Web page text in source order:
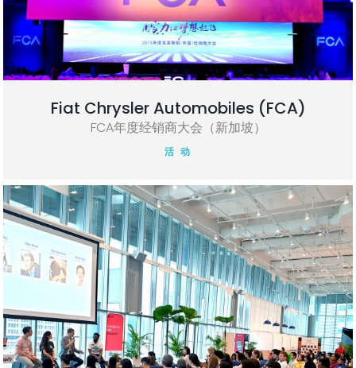
Fiat Chrysler Automobiles (FCA)
FCA年度经销商大会（新加坡）
活 动